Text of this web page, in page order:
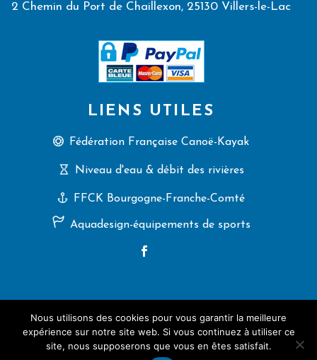
2 Chemin du Port de Chaillexon, 25130 Villers-le-Lac
LIENS UTILES
Fédération Française Canoë-Kayak
Niveau d'eau & débit des rivières
FFCK Bourgogne-Franche-Comté
Aquadesign-équipements de sports
2025 (C) CK Villers-le-Lac, tous droits réservés.
Artemisia Conseil
Nous utilisons des cookies pour vous garantir la meilleure
expérience sur notre site web. Si vous continuez à utiliser ce
site, nous supposerons que vous en êtes satisfait.